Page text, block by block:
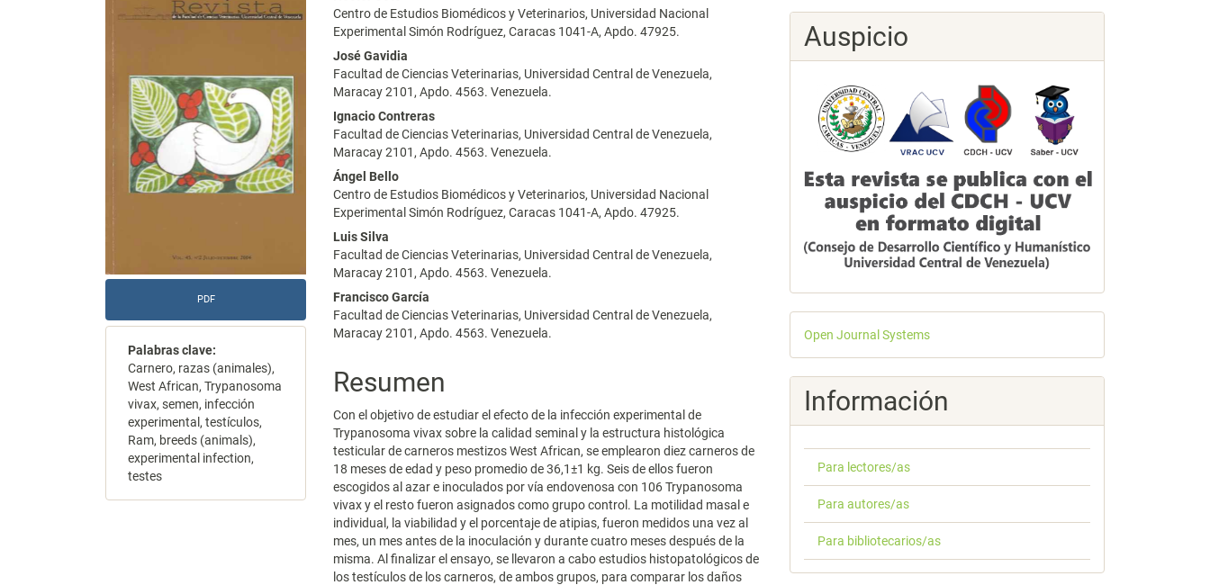
lateral
del
artículo
PDF
Palabras clave:
Carnero, razas (animales),
West African, Trypanosoma
vivax, semen, infección
experimental, testículos,
Ram, breeds (animals),
experimental infection,
testes
principal
del
artículo
Centro de Estudios Biomédicos y Veterinarios, Universidad Nacional
Experimental Simón Rodríguez, Caracas 1041-A, Apdo. 47925.
José Gavidia
Facultad de Ciencias Veterinarias, Universidad Central de Venezuela,
Maracay 2101, Apdo. 4563. Venezuela.
Ignacio Contreras
Facultad de Ciencias Veterinarias, Universidad Central de Venezuela,
Maracay 2101, Apdo. 4563. Venezuela.
Ángel Bello
Centro de Estudios Biomédicos y Veterinarios, Universidad Nacional
Experimental Simón Rodríguez, Caracas 1041-A, Apdo. 47925.
Luis Silva
Facultad de Ciencias Veterinarias, Universidad Central de Venezuela,
Maracay 2101, Apdo. 4563. Venezuela.
Francisco García
Facultad de Ciencias Veterinarias, Universidad Central de Venezuela,
Maracay 2101, Apdo. 4563. Venezuela.
Resumen
Con el objetivo de estudiar el efecto de la infección experimental de
Trypanosoma vivax sobre la calidad seminal y la estructura histológica
testicular de carneros mestizos West African, se emplearon diez carneros de
18 meses de edad y peso promedio de 36,1±1 kg. Seis de ellos fueron
escogidos al azar e inoculados por vía endovenosa con 106 Trypanosoma
vivax y el resto fueron asignados como grupo control. La motilidad masal e
individual, la viabilidad y el porcentaje de atipias, fueron medidos una vez al
mes, un mes antes de la inoculación y durante cuatro meses después de la
misma. Al finalizar el ensayo, se llevaron a cabo estudios histopatológicos de
los testículos de los carneros, de ambos grupos, para comparar los daños
Auspicio
Desarrollado
por
Open Journal Systems
Información
Para lectores/as
Para autores/as
Para bibliotecarios/as